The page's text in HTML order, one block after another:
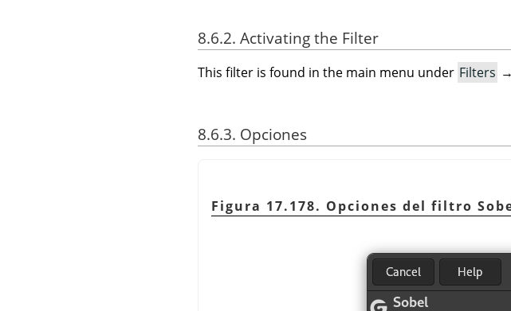
8.6.2. Activating the Filter
This filter is found in the main menu under Filters →
8.6.3. Opciones
Figura 17.178. Opciones del filtro